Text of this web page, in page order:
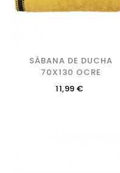
SÁBANA DE DUCHA
70X130 OCRE
Precio
11,99 €